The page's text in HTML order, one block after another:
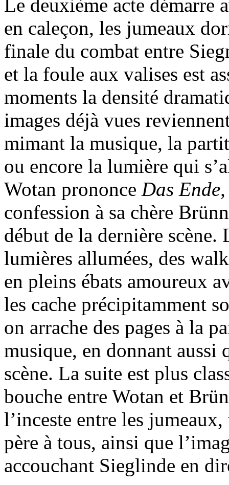
Le deuxième acte démarre
en caleçon, les jumeaux
finale du combat entre
et la foule aux valises est
moments la densité
images déjà vues
mimant la musique, la
ou encore la lumière qui
Wotan prononce Das
confession à sa chère
début de la dernière scène.
lumières allumées, des
en pleins ébats amoureux
les cache précipitamment
on arrache des pages à la
musique, en donnant aussi
scène. La suite est plus
bouche entre Wotan et
l’inceste entre les
père à tous, ainsi que
accouchant Sieglinde en